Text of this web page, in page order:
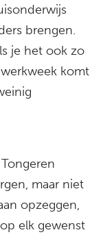
brengen.
je het ook zo
komt
maar niet
opzeggen,
elk gewenst